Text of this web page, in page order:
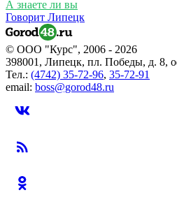
А знаете ли вы
Говорит Липецк
© ООО "Курс", 2006 - 2026
398001, Липецк, пл. Победы, д. 8,
Тел.: (4742) 35-72-96, 35-72-91
email: boss@gorod48.ru